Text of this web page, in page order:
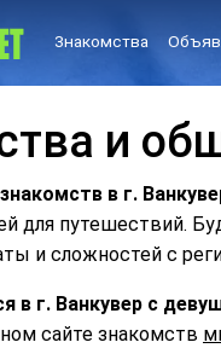
Знакомства
и
в г.
для путешествий.
и сложностей с
в г. Ванкувер с
сайте знакомств